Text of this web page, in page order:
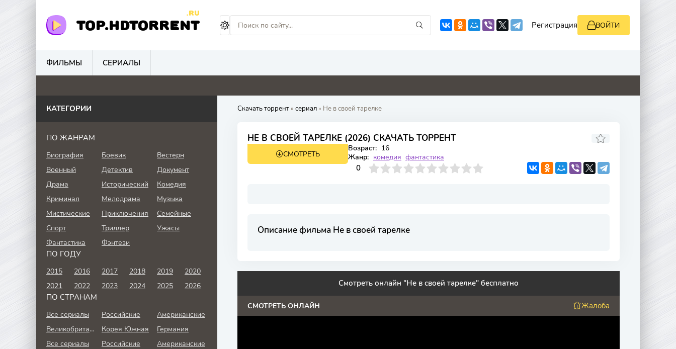
TOP.HDTORRENT
.RU
Регистрация ВОЙТИ
ФИЛЬМЫ СЕРИАЛЫ
4.6 0 0 0 0 4.8 0 9 0 0 0
Скачать торрент» сериал» Не в своей тарелке
НЕ В СВОЕЙ ТАРЕЛКЕ (2026) СКАЧАТЬ ТОРРЕНТ
1 сезон 17 серияСМОТРЕТЬ
Возраст: 16
Жанр: комедия фантастика
0
4 6 7 8 9 10
Описание фильма Не в своей тарелке
Смотреть онлайн "Не в своей тарелке" бесплатно
СМОТРЕТЬ ОНЛАЙН Жалоба
КАТЕГОРИИ
ПО ЖАНРАМ
Биография Боевик
Вестерн
Военный
Детектив
Документ
Драма
Исторический
Комедия
Криминал
Мелодрама
Музыка
Мистические
Приключения
Семейные
Спорт
Триллер
Ужасы
Фантастика
Фэнтези
ПО ГОДУ
2015 2016 2017 2018 2019
2020
2021
2022 2023 2024 2025 2026
ПО СТРАНАМ
Все сериалы Российские
Американские
Великобритания
Корея Южная
Германия
Все сериалы
Российские
Американские